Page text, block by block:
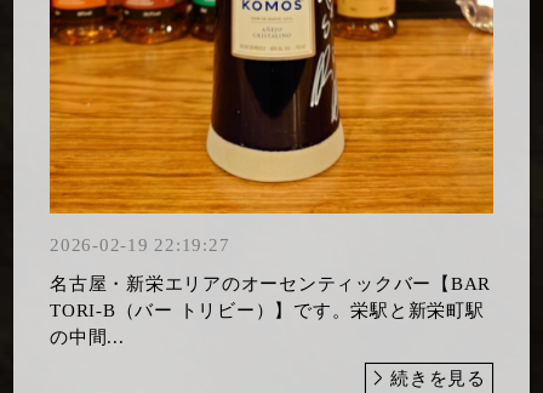
2026-02-19 22:19:27
名古屋・新栄エリアのオーセンティックバー【BAR
TORI-B（バー トリビー）】です。栄駅と新栄町駅
の中間...
続きを見る